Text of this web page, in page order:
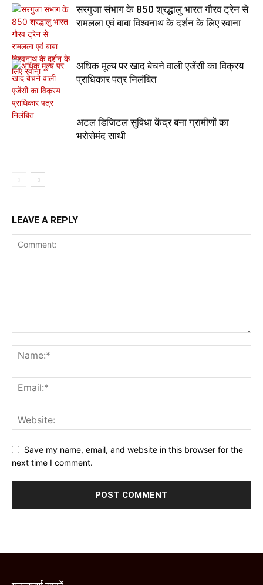
सरगुजा संभाग के 850 श्रद्धालु भारत गौरव ट्रेन से
रामलला एवं बाबा विश्वनाथ के दर्शन के लिए रवाना
अधिक मूल्य पर खाद बेचने वाली एजेंसी का विक्रय
प्राधिकार पत्र निलंबित
अटल डिजिटल सुविधा केंद्र बना ग्रामीणों का
भरोसेमंद साथी
LEAVE A REPLY
Save my name, email, and website in this browser for the
next time I comment.